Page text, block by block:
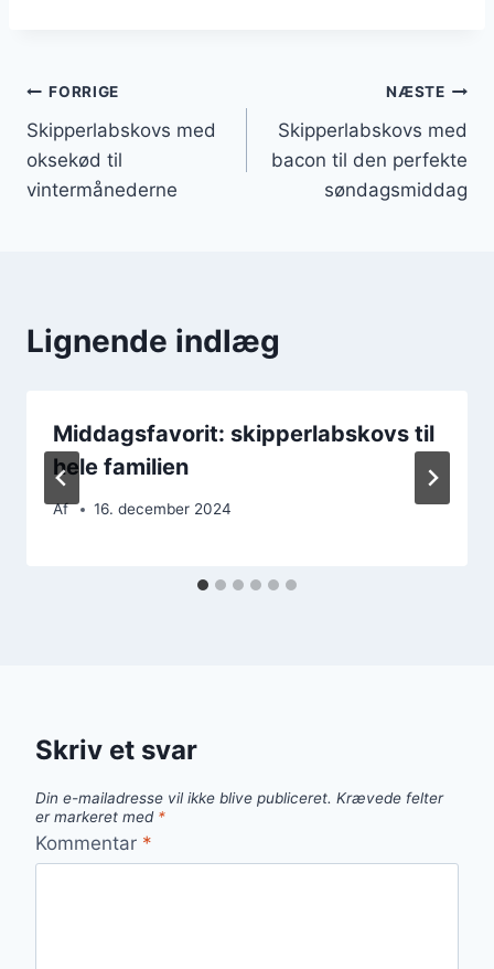
Indlægsnavigation
FORRIGE
Skipperlabskovs med
oksekød til
vintermånederne
NÆSTE
Skipperlabskovs med
bacon til den perfekte
søndagsmiddag
Lignende indlæg
Middagsfavorit: skipperlabskovs til
hele familien
Af 16. december 2024
Skriv et svar
Din e-mailadresse vil ikke blive publiceret. Krævede felter
er markeret med *
Kommentar *